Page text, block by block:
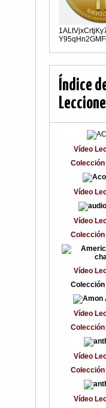
Índice
Vídeo
Colección
Vídeo
Vídeo
Colección
Vídeo
Colección
Vídeo
Colección
Vídeo
Colección
Vídeo